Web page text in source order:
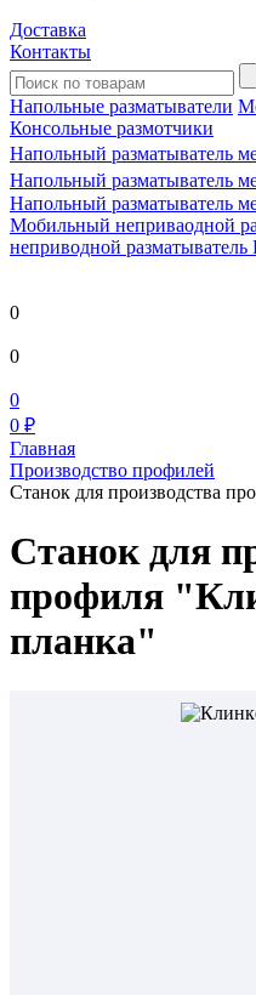
Доставка
Контакты
Напольные разматыватели
Консольные размотчики
Напольный разматыватель
Напольный разматыватель
Напольный разматыватель
Мобильный непривaодной
неприводной
0
0
0
0 ₽
Главная
Производство профилей
Станок для производства
Станок для
профиля
планка"